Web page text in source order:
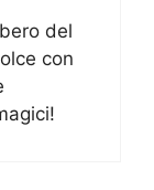
del
con